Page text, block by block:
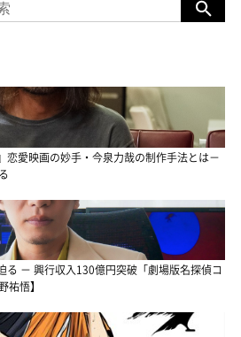
恋愛映画の妙手・今泉力哉の制作手法とは－
る － 興行収入130億円突破「劇場版名探偵コ
悟】